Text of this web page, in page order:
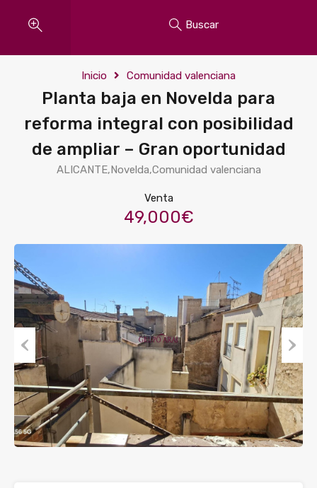
Buscar
Inicio Comunidad valenciana
Planta baja en Novelda para
reforma integral con posibilidad
de ampliar – Gran oportunidad
ALICANTE,Novelda,Comunidad valenciana
Venta
49,000€
Previous Next